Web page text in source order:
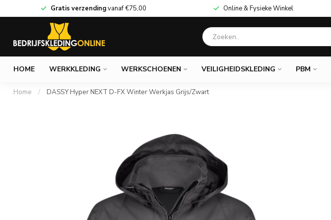
Gratis verzendingvanaf€75,00 Online & Fysieke Winkel
HOME WERKKLEDING WERKSCHOENEN VEILIGHEIDSKLEDING PBM
Home / DASSY Hyper NEXT D-FX Winter Werkjas Grijs/Zwart